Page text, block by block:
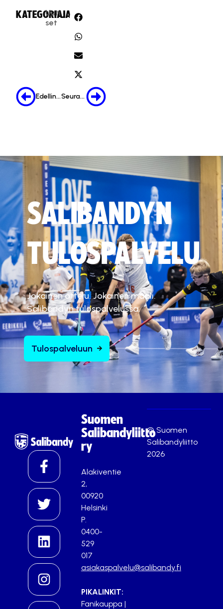
KATEGORIA:
Uuti
set
JAA:
Edellinen Seuraava
SALIBANDYN
TULOSPALVELU
Jokainen ottelu. Jokainen maali.
Salibandyn tulospalvelussa.
Tulospalveluun
Suomen
Salibandyliitto
ry
Alakiventie
2,
00920
Helsinki
P.
0400-
529
017
asiakaspalvelu@salibandy.fi
PIKALINKIT:
Fanikauppa |
© Suomen
Salibandyliitto
2026